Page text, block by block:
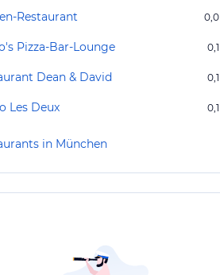
Restaurant 0,0
Pizza-Bar-Lounge 0,1
Dean & David 0,1
Les Deux 0,1
in München